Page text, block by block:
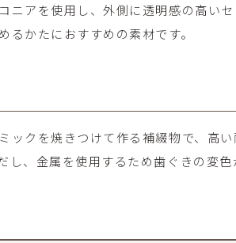
ニアを使用し、外側に透明感の高い
るかたにおすすめの素材です。
ックを焼きつけて作る補綴物で、高
し、金属を使用するため歯ぐきの変色